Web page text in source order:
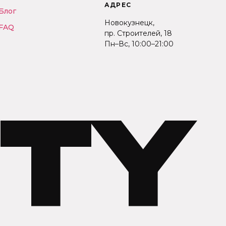
АДРЕС
Новокузнецк,
пр. Строителей, 18
Пн–Вс, 10:00–21:00